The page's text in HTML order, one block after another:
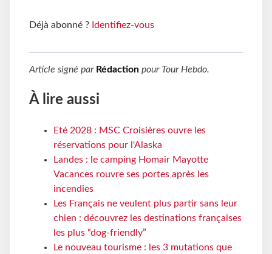
Déjà abonné ? Identifiez-vous
Article signé par Rédaction pour Tour Hebdo.
À lire aussi
Eté 2028 : MSC Croisières ouvre les
réservations pour l'Alaska
Landes : le camping Homair Mayotte
Vacances rouvre ses portes après les
incendies
Les Français ne veulent plus partir sans leur
chien : découvrez les destinations françaises
les plus “dog-friendly”
Le nouveau tourisme : les 3 mutations que